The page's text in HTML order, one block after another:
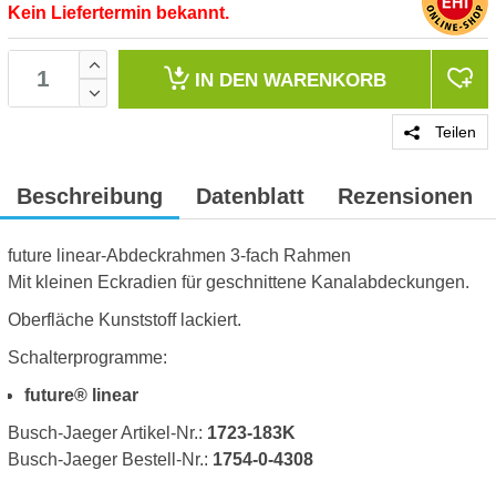
Kein Liefertermin bekannt.
IN DEN WARENKORB
Teilen
Beschreibung Datenblatt Rezensionen
future linear-Abdeckrahmen 3-fach Rahmen
Mit kleinen Eckradien für geschnittene Kanalabdeckungen.
Oberfläche Kunststoff lackiert.
Schalterprogramme:
future® linear
Busch-Jaeger Artikel-Nr.: 1723-183K
Busch-Jaeger Bestell-Nr.: 1754-0-4308